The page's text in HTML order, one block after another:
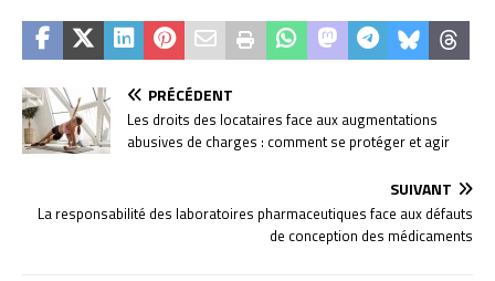
PRÉCÉDENT
Les droits des locataires face aux augmentations
abusives de charges : comment se protéger et agir
SUIVANT
La responsabilité des laboratoires pharmaceutiques face aux défauts
de conception des médicaments